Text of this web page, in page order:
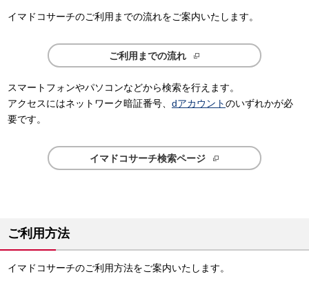
イマドコサーチのご利用までの流れをご案内いたします。
ご利用までの流れ
スマートフォンやパソコンなどから検索を行えます。
アクセスにはネットワーク暗証番号、 dアカウントのいずれかが必
要です。
イマドコサーチ検索ページ
ご利用方法
イマドコサーチのご利用方法をご案内いたします。